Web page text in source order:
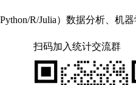
R/Julia）数据分析、机
扫码加入统计交流群